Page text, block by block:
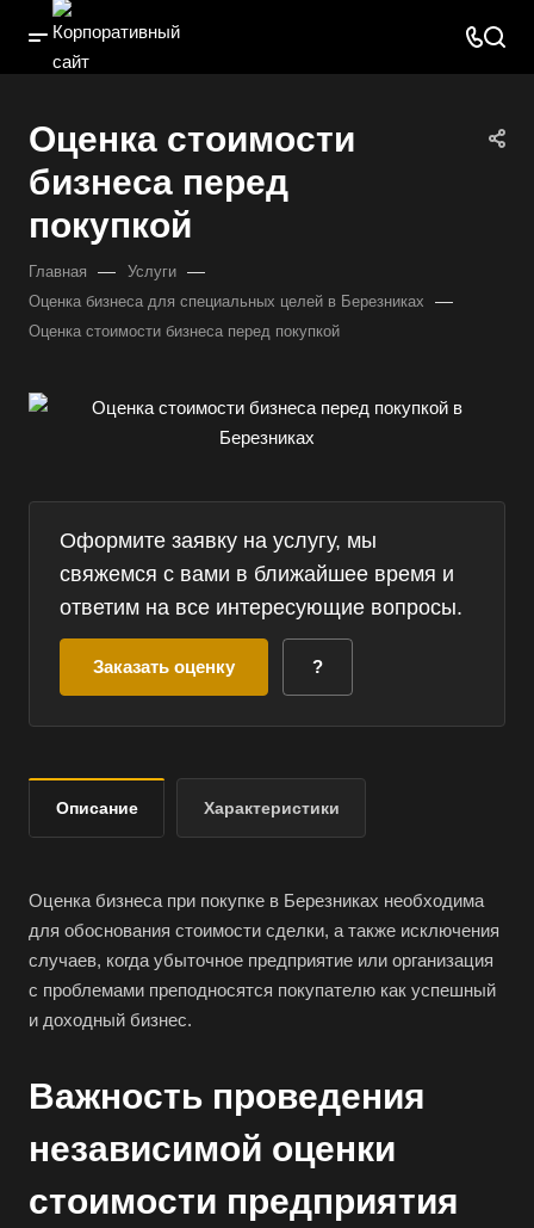
Оценка стоимости
бизнеса перед
покупкой
Главная — Услуги —
Оценка бизнеса для специальных целей в Березниках —
Оценка стоимости бизнеса перед покупкой
Оформите заявку на услугу, мы
свяжемся с вами в ближайшее время и
ответим на все интересующие вопросы.
Заказать оценку ?
Описание Характеристики
Оценка бизнеса при покупке в Березниках необходима
для обоснования стоимости сделки, а также исключения
случаев, когда убыточное предприятие или организация
с проблемами преподносятся покупателю как успешный
и доходный бизнес.
Важность проведения
независимой оценки
стоимости предприятия